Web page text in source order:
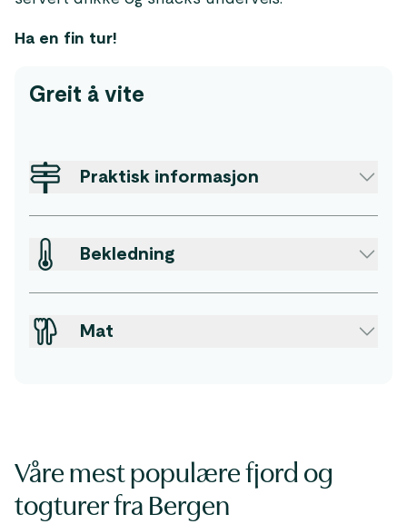
Ha en fin tur!
Greit å vite
Praktisk informasjon
Bekledning
Mat
Våre mest populære fjord og
togturer fra Bergen